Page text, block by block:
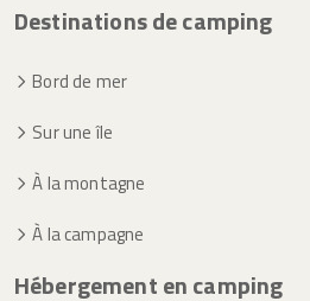
Destinations de camping
Bord de mer
Sur une île
À la montagne
À la campagne
Hébergement en camping